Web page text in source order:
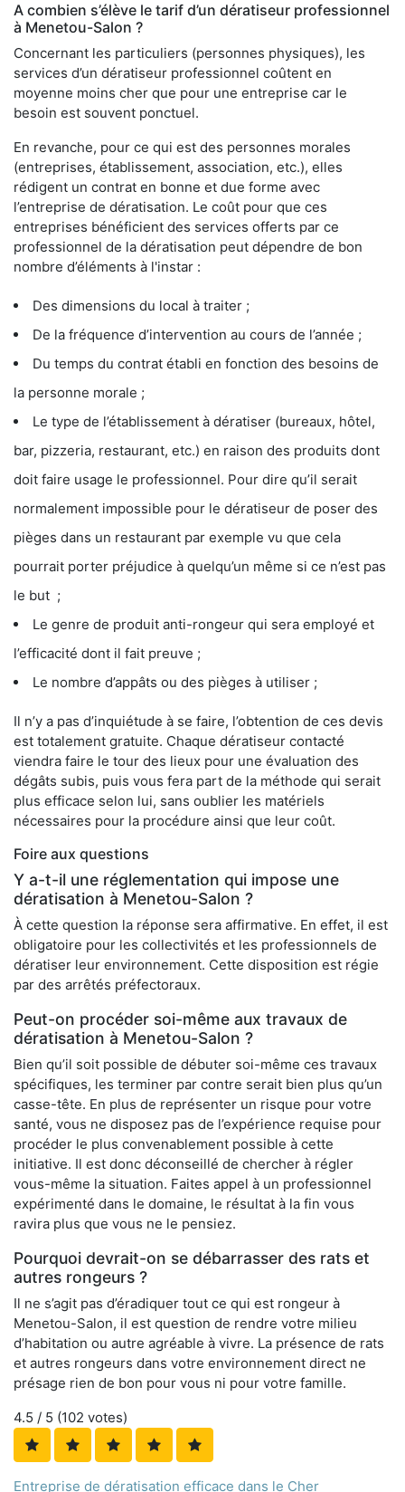
A combien s’élève le tarif d’un dératiseur professionnel
à Menetou-Salon ?
Concernant les particuliers (personnes physiques), les
services d’un dératiseur professionnel coûtent en
moyenne moins cher que pour une entreprise car le
besoin est souvent ponctuel.
En revanche, pour ce qui est des personnes morales
(entreprises, établissement, association, etc.), elles
rédigent un contrat en bonne et due forme avec
l’entreprise de dératisation. Le coût pour que ces
entreprises bénéficient des services offerts par ce
professionnel de la dératisation peut dépendre de bon
nombre d’éléments à l'instar :
Des dimensions du local à traiter ;
De la fréquence d’intervention au cours de l’année ;
Du temps du contrat établi en fonction des besoins de
la personne morale ;
Le type de l’établissement à dératiser (bureaux, hôtel,
bar, pizzeria, restaurant, etc.) en raison des produits dont
doit faire usage le professionnel. Pour dire qu’il serait
normalement impossible pour le dératiseur de poser des
pièges dans un restaurant par exemple vu que cela
pourrait porter préjudice à quelqu’un même si ce n’est pas
le but ;
Le genre de produit anti-rongeur qui sera employé et
l’efficacité dont il fait preuve ;
Le nombre d’appâts ou des pièges à utiliser ;
Il n’y a pas d’inquiétude à se faire, l’obtention de ces devis
est totalement gratuite. Chaque dératiseur contacté
viendra faire le tour des lieux pour une évaluation des
dégâts subis, puis vous fera part de la méthode qui serait
plus efficace selon lui, sans oublier les matériels
nécessaires pour la procédure ainsi que leur coût.
Foire aux questions
Y a-t-il une réglementation qui impose une
dératisation à Menetou-Salon ?
À cette question la réponse sera affirmative. En effet, il est
obligatoire pour les collectivités et les professionnels de
dératiser leur environnement. Cette disposition est régie
par des arrêtés préfectoraux.
Peut-on procéder soi-même aux travaux de
dératisation à Menetou-Salon ?
Bien qu’il soit possible de débuter soi-même ces travaux
spécifiques, les terminer par contre serait bien plus qu’un
casse-tête. En plus de représenter un risque pour votre
santé, vous ne disposez pas de l’expérience requise pour
procéder le plus convenablement possible à cette
initiative. Il est donc déconseillé de chercher à régler
vous-même la situation. Faites appel à un professionnel
expérimenté dans le domaine, le résultat à la fin vous
ravira plus que vous ne le pensiez.
Pourquoi devrait-on se débarrasser des rats et
autres rongeurs ?
Il ne s’agit pas d’éradiquer tout ce qui est rongeur à
Menetou-Salon, il est question de rendre votre milieu
d’habitation ou autre agréable à vivre. La présence de rats
et autres rongeurs dans votre environnement direct ne
présage rien de bon pour vous ni pour votre famille.
4.5 / 5 (102 votes)
Entreprise de dératisation efficace dans le Cher